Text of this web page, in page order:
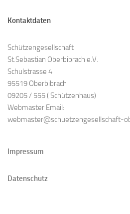
Kontaktdaten
Schützengesellschaft
St.Sebastian Oberbibrach e.V.
Schulstrasse 4
95519 Oberbibrach
09205 / 555 ( Schützenhaus)
Webmaster Email:
webmaster@schuetzengesellschaft-
Impressum
Datenschutz